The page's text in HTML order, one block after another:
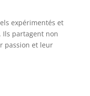
expérimentés et
Ils partagent non
passion et leur